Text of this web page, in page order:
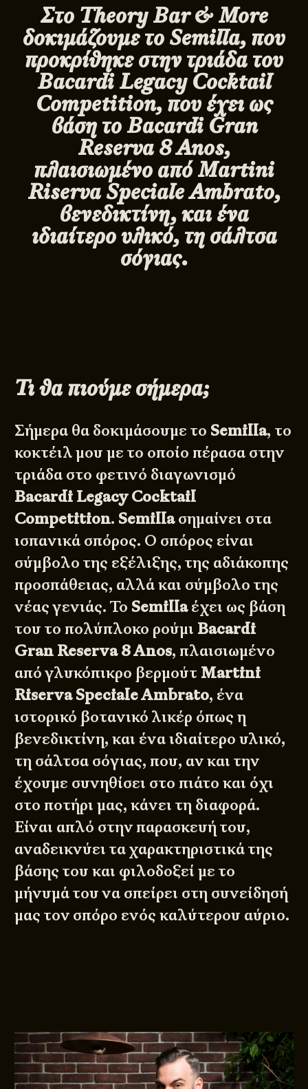
Στο Theory Bar&More
δοκιμάζουμε το Semilla, που
προκρίθηκε στην τριάδα του
Bacardi Legacy Cocktail
Competition, που έχει ως
βάση το Bacardi Gran
Reserva8Anos,
πλαισιωμένο απόMartini
Riserva SpecialeAmbrato,
βενεδικτίνη, και ένα
ιδιαίτερο υλικό, τη σάλτσα
σόγιας.
Τι θα πιούμε σήμερα;
Σήμερα θα δοκιμάσουμε το Semilla, το
κοκτέιλ μου με το οποίο πέρασα στην
τριάδα στο φετινό διαγωνισμό
Bacardi Legacy Cocktail
Competition. Semillaσημαίνει στα
ισπανικά σπόρος. Ο σπόρος είναι
σύμβολο της εξέλιξης, της αδιάκοπης
προσπάθειας, αλλά και σύμβολο της
νέας γενιάς. Το Semillaέχει ως βάση
του το πολύπλοκο ρούμι Bacardi
Gran Reserva 8 Anos, πλαισιωμένο
από γλυκόπικρο βερμούτ Martini
Riserva Speciale Ambrato, ένα
ιστορικό βοτανικό λικέρ όπως η
βενεδικτίνη, και ένα ιδιαίτερο υλικό,
τη σάλτσα σόγιας, που, αν και την
έχουμε συνηθίσει στο πιάτο και όχι
στο ποτήρι μας, κάνει τη διαφορά.
Είναι απλό στην παρασκευή του,
αναδεικνύει τα χαρακτηριστικά της
βάσης του και φιλοδοξεί με το
μήνυμά του να σπείρει στη συνείδησή
μας τον σπόρο ενός καλύτερου αύριο.